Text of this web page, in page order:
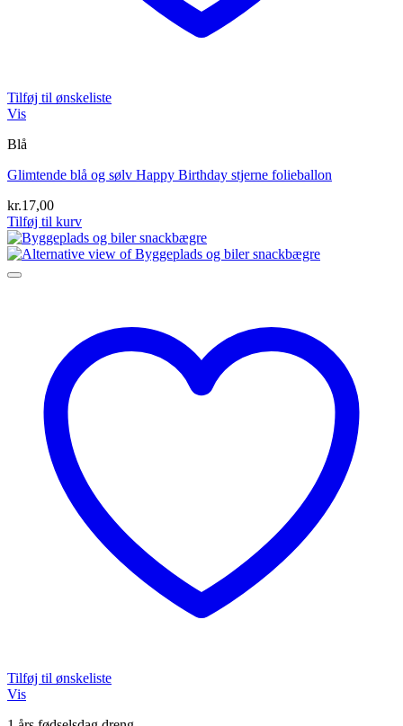
Tilføj til ønskeliste
Vis
Blå
Glimtende blå og sølv Happy Birthday stjerne folieballon
kr.17,00
Tilføj til kurv
Tilføj til ønskeliste
Vis